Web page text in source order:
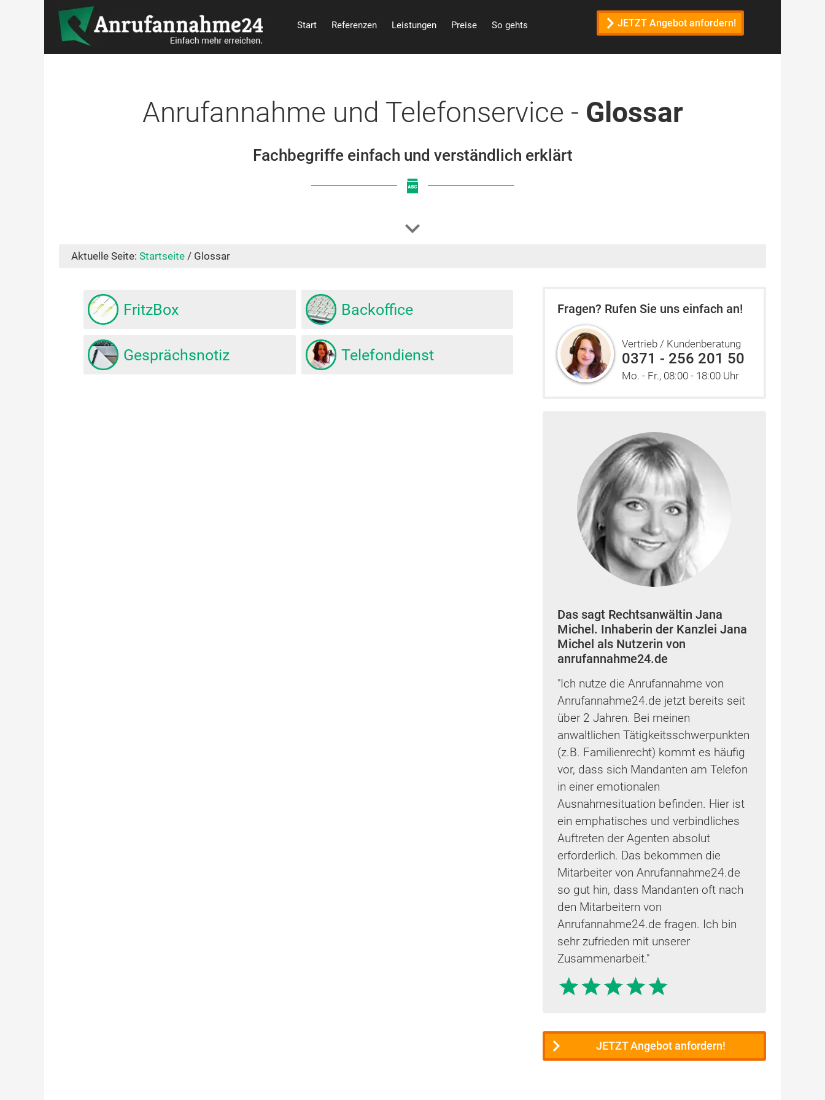
Start Referenzen Leistungen Preise So gehts JETZT Angebot anfordern!
Anrufannahme und Telefonservice - Glossar
Fachbegriffe einfach und verständlich erklärt
Aktuelle Seite: Startseite / Glossar
FritzBox Backoffice
Gesprächsnotiz Telefondienst
Fragen? Rufen Sie uns einfach an!
Vertrieb / Kundenberatung
0371 - 256 201 50
Mo. - Fr., 08:00 - 18:00 Uhr
Das sagt Rechtsanwältin Jana
Michel. Inhaberin der Kanzlei Jana
Michel als Nutzerin von
anrufannahme24.de
"Ich nutze die Anrufannahme von
Anrufannahme24.de jetzt bereits seit
über 2 Jahren. Bei meinen
anwaltlichen Tätigkeitsschwerpunkten
(z.B. Familienrecht) kommt es häufig
vor, dass sich Mandanten am Telefon
in einer emotionalen
Ausnahmesituation befinden. Hier ist
ein emphatisches und verbindliches
Auftreten der Agenten absolut
erforderlich. Das bekommen die
Mitarbeiter von Anrufannahme24.de
so gut hin, dass Mandanten oft nach
den Mitarbeitern von
Anrufannahme24.de fragen. Ich bin
sehr zufrieden mit unserer
Zusammenarbeit."
JETZT Angebot anfordern!